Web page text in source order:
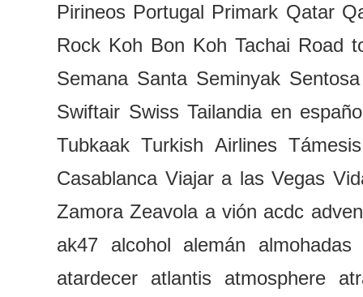
Pirineos Portugal Primark Qatar
Rock Koh Bon Koh Tachai Road
Semana Santa Seminyak Sentosa
Swiftair Swiss Tailandia en
Tubkaak Turkish Airlines Támesis
Casablanca Viajar a las Vegas
Zamora Zeavola a vión acdc
ak47
alcohol alemán
almohadas
atardecer
atlantis atmosphere